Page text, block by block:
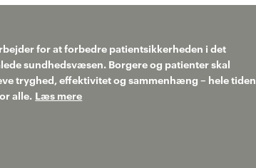
for at forbedre patientsikkerheden i det
sundhedsvæsen. Borgere og patienter skal
tryghed, effektivitet og sammenhæng – hele tiden
alle. Læs mere